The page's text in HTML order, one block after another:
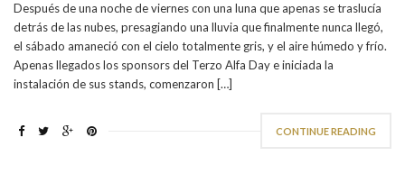
Después de una noche de viernes con una luna que apenas se traslucía
detrás de las nubes, presagiando una lluvia que finalmente nunca llegó,
el sábado amaneció con el cielo totalmente gris, y el aire húmedo y frío.
Apenas llegados los sponsors del Terzo Alfa Day e iniciada la
instalación de sus stands, comenzaron […]
CONTINUE READING